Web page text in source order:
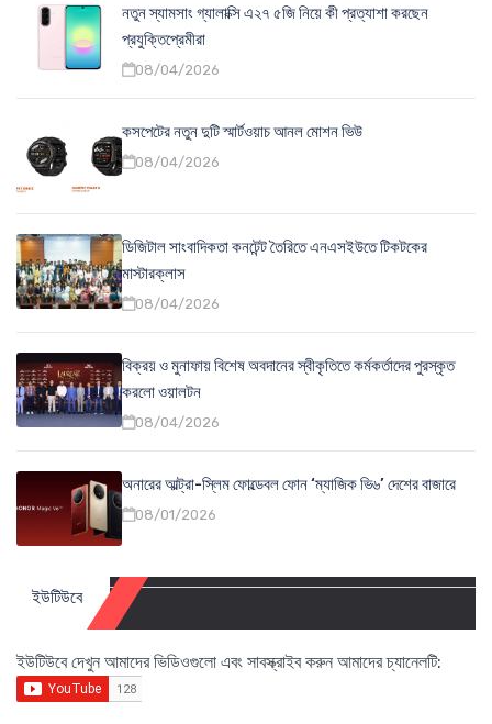
নতুন স্যামসাং গ্যালাক্সি এ২৭ ৫জি নিয়ে কী প্রত্যাশা করছেন
প্রযুক্তিপ্রেমীরা
08/04/2026
কসপেটের নতুন দুটি স্মার্টওয়াচ আনল মোশন ভিউ
08/04/2026
ডিজিটাল সাংবাদিকতা কনটেন্ট তৈরিতে এনএসইউতে টিকটকের
মাস্টারক্লাস
08/04/2026
বিক্রয় ও মুনাফায় বিশেষ অবদানের স্বীকৃতিতে কর্মকর্তাদের পুরস্কৃত
করলো ওয়ালটন
08/04/2026
অনারের আল্ট্রা-স্লিম ফোল্ডেবল ফোন ‘ম্যাজিক ভি৬’ দেশের বাজারে
08/01/2026
ইউটিউবে
ইউটিউবে দেখুন আমাদের ভিডিওগুলো এবং সাবস্ক্রাইব করুন আমাদের চ্যানেলটি: